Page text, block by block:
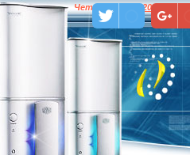
Четверг 06.08.2026